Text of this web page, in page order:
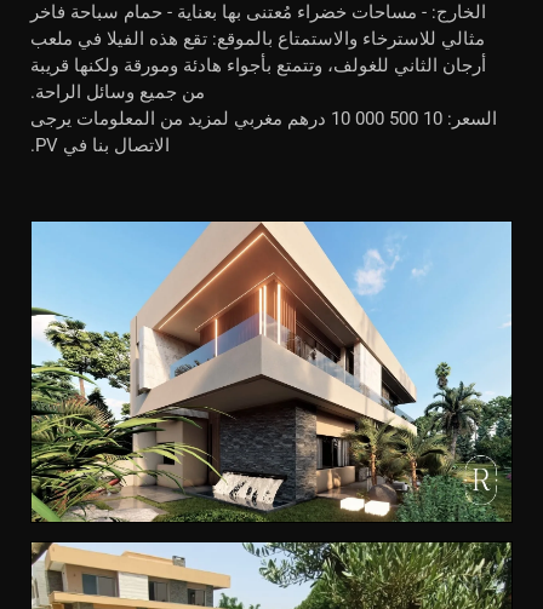
الخارج: - مساحات خضراء مُعتنى بها بعناية - حمام سباحة فاخر
مثالي للاسترخاء والاستمتاع بالموقع: تقع هذه الفيلا في ملعب
أرجان الثاني للغولف، وتتمتع بأجواء هادئة ومورقة ولكنها قريبة
من جميع وسائل الراحة.
السعر: 10 500 000 10 درهم مغربي لمزيد من المعلومات يرجى
الاتصال بنا في PV.